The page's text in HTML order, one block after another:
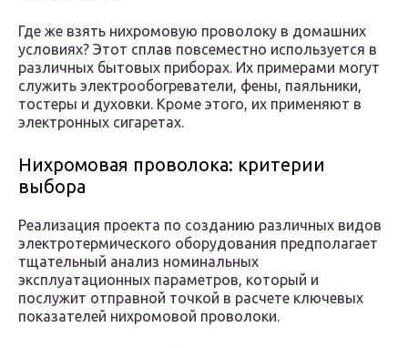
Где же взять нихромовую проволоку в домашних
условиях? Этот сплав повсеместно используется в
различных бытовых приборах. Их примерами могут
служить электрообогреватели, фены, паяльники,
тостеры и духовки. Кроме этого, их применяют в
электронных сигаретах.
Нихромовая проволока: критерии
выбора
Реализация проекта по созданию различных видов
электротермического оборудования предполагает
тщательный анализ номинальных
эксплуатационных параметров, который и
послужит отправной точкой в расчете ключевых
показателей нихромовой проволоки.